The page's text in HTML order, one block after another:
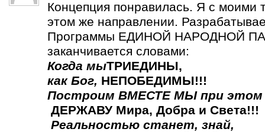
Концепция понравилась. Я с моими
этом же направлении.
Программы ЕДИНОЙ НАРОДНОЙ
заканчивается словами:
Когда мыТРИЕДИНЫ,
как Бог, НЕПОБЕДИМЫ!!!
Построим ВМЕСТЕ МЫ при этом
ДЕРЖАВУ Мира, Добра и Света!!!
Реальностью станет, знай,